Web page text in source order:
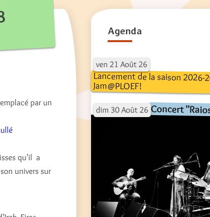
par un
qu’il a
univers sur
Agenda
ven 21 Août 26
Lancement de la saison 2026-
Jam@PLOEF!
dim 30 Août 26 Concert